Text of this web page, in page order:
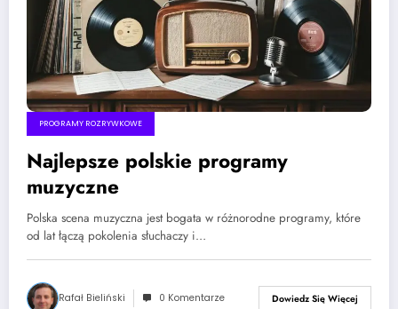
PROGRAMY ROZRYWKOWE
Najlepsze polskie programy
muzyczne
Polska scena muzyczna jest bogata w różnorodne programy, które
od lat łączą pokolenia słuchaczy i…
Rafał Bieliński 0 Komentarze Dowiedz Się Więcej